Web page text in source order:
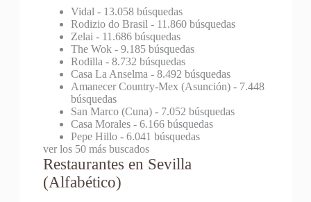
Vidal - 13.058 búsquedas
Rodizio do Brasil - 11.860 búsquedas
Zelai - 11.686 búsquedas
The Wok- 9.185 búsquedas
Rodilla - 8.732 búsquedas
Casa La Anselma - 8.492 búsquedas
Amanecer Country-Mex (Asunción)- 7.448
búsquedas
San Marco (Cuna)- 7.052 búsquedas
Casa Morales- 6.166 búsquedas
Pepe Hillo- 6.041 búsquedas
ver los 50 más buscados
Restaurantes en Sevilla
(Alfabético)